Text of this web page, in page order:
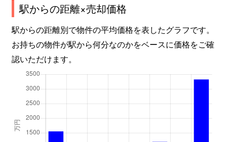
駅からの距離×売却価格
駅からの距離別で物件の平均価格を表したグラフです。
お持ちの物件が駅から何分なのかをベースに価格をご確
認いただけます。